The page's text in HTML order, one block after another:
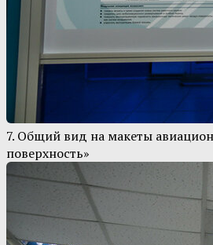
7. Общий вид на макеты
поверхность»